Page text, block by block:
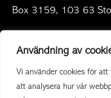
Användning av
Vi använder cookies för
att analysera hur vår
Box 3159, 103 63
Om